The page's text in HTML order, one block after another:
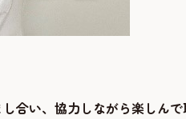
合い、協力しながら楽しんで